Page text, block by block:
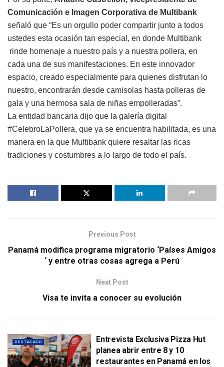
Comunicación e Imagen Corporativa de Multibank
señaló que “Es un orgullo poder compartir junto a todos
ustedes esta ocasión tan especial, en donde Multibank
rinde homenaje a nuestro país y a nuestra pollera, en
cada una de sus manifestaciones. En este innovador
espacio, creado especialmente para quienes disfrutan lo
nuestro, encontrarán desde camisolas hasta polleras de
gala y una hermosa sala de niñas empolleradas”.
La entidad bancaria dijo que la galería digital
#CelebroLaPollera, que ya se encuentra habilitada, es una
manera en la que Multibank quiere resaltar las ricas
tradiciones y costumbres a lo largo de todo el país.
Previous Post
Panamá modifica programa migratorio ‘Países Amigos
‘ y entre otras cosas agrega a Perú
Next Post
Visa te invita a conocer su evolución
DESTACADO
Entrevista Exclusiva Pizza Hut
planea abrir entre 8 y 10
restaurantes en Panamá en los